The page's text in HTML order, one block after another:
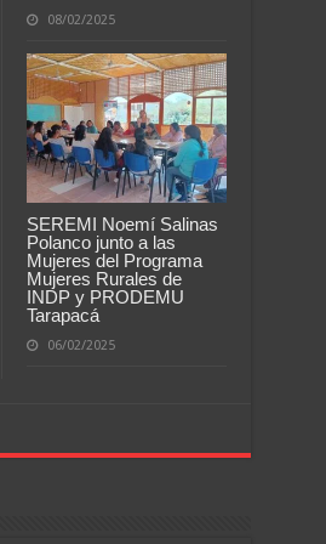
08/02/2025
SEREMI Noemí Salinas
Polanco junto a las
Mujeres del Programa
Mujeres Rurales de
INDP y PRODEMU
Tarapacá
06/02/2025